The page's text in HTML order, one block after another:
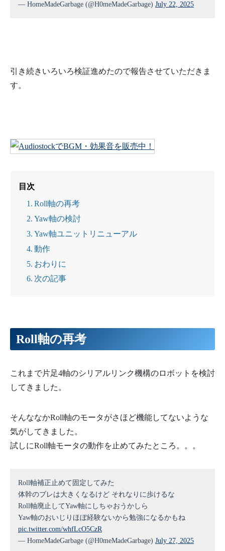
— HomeMadeGarbage (@H0meMadeGarbage) July 22, 2025
引き続きいろいろ検証進めたので報告させていただきま
す。
目次
Roll軸の再考
Yaw軸の検討
Yaw軸ユニットリニューアル
動作
おわりに
次の記事
Roll軸の再考
これまで片足4軸のシリアルリンク機構のロボットを検討
してきました。
そんななかRoll軸のモータがさほど機能してないような
気がしてきました。
試しにRoll軸モータの動作を止めてみたところ。。。
Roll軸補正止めて固定してみた
体幹のブレは大きくなるけど それなりに歩けるな
Roll軸廃止してYaw軸にしちゃおうかしら
Yaw軸のおいじりほぼ経験ないから勉強になるかもね
pic.twitter.com/whfLcO5CzR
— HomeMadeGarbage (@H0meMadeGarbage) July 27, 2025